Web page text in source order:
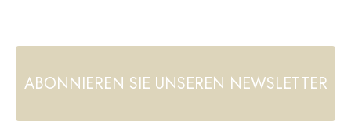
ABONNIEREN SIE UNSEREN NEWSLETTER